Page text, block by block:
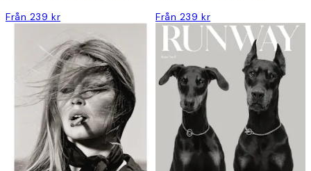
Från 239 kr Från 239 kr